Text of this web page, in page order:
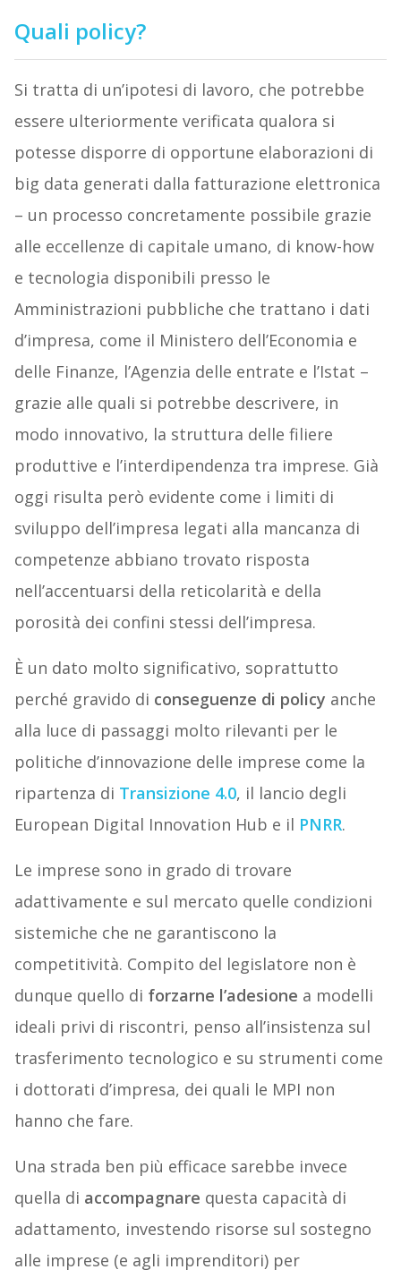
Quali policy?
Si tratta di un’ipotesi di lavoro, che potrebbe
essere ulteriormente verificata qualora si
potesse disporre di opportune elaborazioni di
big data generati dalla fatturazione elettronica
– un processo concretamente possibile grazie
alle eccellenze di capitale umano, di know-how
e tecnologia disponibili presso le
Amministrazioni pubbliche che trattano i dati
d’impresa, come il Ministero dell’Economia e
delle Finanze, l’Agenzia delle entrate e l’Istat –
grazie alle quali si potrebbe descrivere, in
modo innovativo, la struttura delle filiere
produttive e l’interdipendenza tra imprese. Già
oggi risulta però evidente come i limiti di
sviluppo dell’impresa legati alla mancanza di
competenze abbiano trovato risposta
nell’accentuarsi della reticolarità e della
porosità dei confini stessi dell’impresa.
È un dato molto significativo, soprattutto
perché gravido di conseguenze di policy anche
alla luce di passaggi molto rilevanti per le
politiche d’innovazione delle imprese come la
ripartenza di Transizione 4.0, il lancio degli
European Digital Innovation Hub e il PNRR.
Le imprese sono in grado di trovare
adattivamente e sul mercato quelle condizioni
sistemiche che ne garantiscono la
competitività. Compito del legislatore non è
dunque quello di forzarne l’adesione a modelli
ideali privi di riscontri, penso all’insistenza sul
trasferimento tecnologico e su strumenti come
i dottorati d’impresa, dei quali le MPI non
hanno che fare.
Una strada ben più efficace sarebbe invece
quella di accompagnare questa capacità di
adattamento, investendo risorse sul sostegno
alle imprese (e agli imprenditori) per